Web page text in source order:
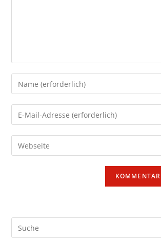
Gib
deinen
Namen
oder
zum
Kommentieren
Gib
deine
E-
Mail-
Gib
deine